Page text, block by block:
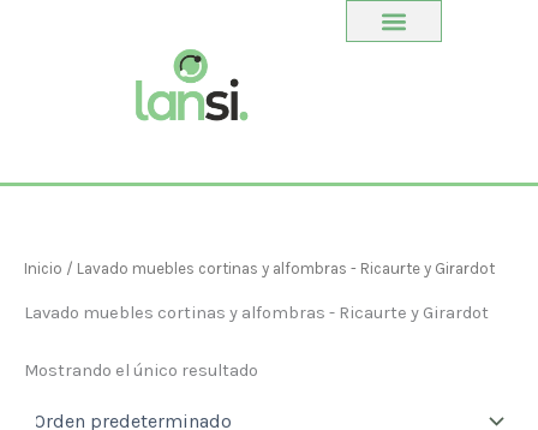
Inicio / Lavado muebles cortinas y alfombras - Ricaurte y Girardot
Lavado muebles cortinas y alfombras - Ricaurte y Girardot
Mostrando el único resultado